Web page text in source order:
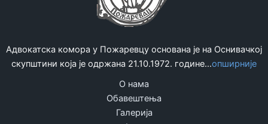
Адвокатска комора у Пожаревцу основана је на Оснивачкој
скупштини која је одржана 21.10.1972. године...опширније
О нама
Обавештења
Галерија